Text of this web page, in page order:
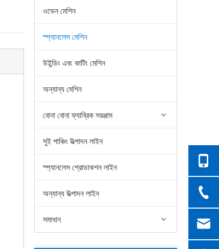
ওভেন মেশিন
স্প্যানলেস মেশিন
উইন্ডিং এবং কাটিং মেশিন
অন্যান্য মেশিন
বোনা বোনা ফ্যাব্রিক সরঞ্জাম
সুই পাঞ্চিং উত্পাদন লাইন
স্প্যানলেস প্রোডাকশন লাইন
অন্যান্য উত্পাদন লাইন
সমাধান